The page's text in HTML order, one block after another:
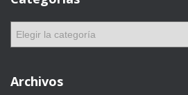
gArchivos